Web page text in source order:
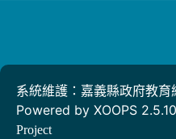
系統維護：嘉義縣政府教育
Powered by XOOPS
Project